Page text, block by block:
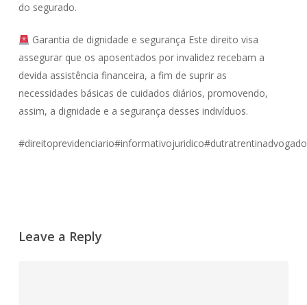
do segurado.
Garantia de dignidade e segurança Este direito visa
assegurar que os aposentados por invalidez recebam a
devida assistência financeira, a fim de suprir as
necessidades básicas de cuidados diários, promovendo,
assim, a dignidade e a segurança desses indivíduos.
Leave a Reply